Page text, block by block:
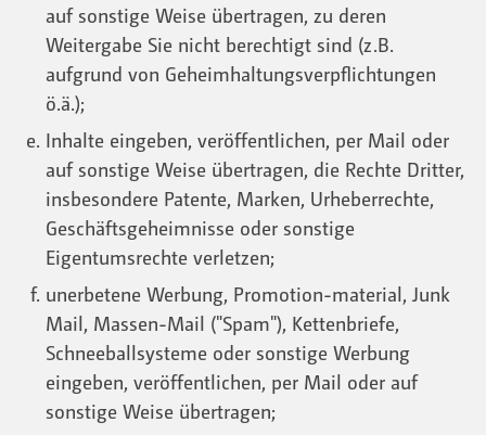
auf sonstige Weise übertragen, zu deren
Weitergabe Sie nicht berechtigt sind (z.B.
aufgrund von Geheimhaltungsverpflichtungen
ö.ä.);
Inhalte eingeben, veröffentlichen, per Mail oder
auf sonstige Weise übertragen, die Rechte Dritter,
insbesondere Patente, Marken, Urheberrechte,
Geschäftsgeheimnisse oder sonstige
Eigentumsrechte verletzen;
unerbetene Werbung, Promotion-material, Junk
Mail, Massen-Mail ("Spam"), Kettenbriefe,
Schneeballsysteme oder sonstige Werbung
eingeben, veröffentlichen, per Mail oder auf
sonstige Weise übertragen;